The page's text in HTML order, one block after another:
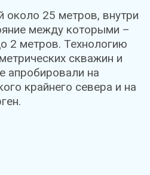
около 25 метров, внутри
между которыми –
2 метров. Технологию
скважин и
апробировали на
крайнего севера и на